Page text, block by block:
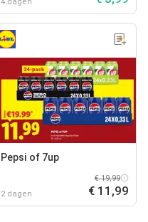
Pepsi of 7up
2 dagen
€ 19,99
€ 11,99